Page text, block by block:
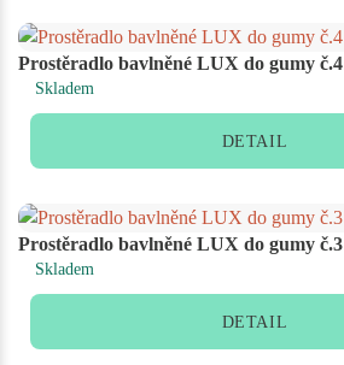
Prostěradlo bavlněné LUX do gumy č.4
Skladem
DETAIL
Prostěradlo bavlněné LUX do gumy č.3
Skladem
DETAIL